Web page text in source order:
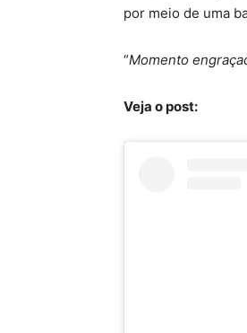
por meio de uma
“Momento
Veja o post: